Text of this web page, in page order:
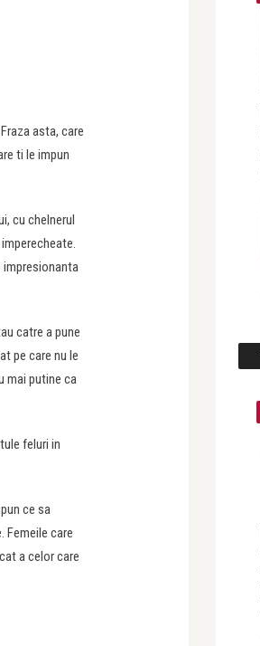
asta, care
ti le impun
cu chelnerul
impresionanta
catre a pune
pe care nu le
mai putine ca
feluri in
ce sa
Femeile care
a celor care